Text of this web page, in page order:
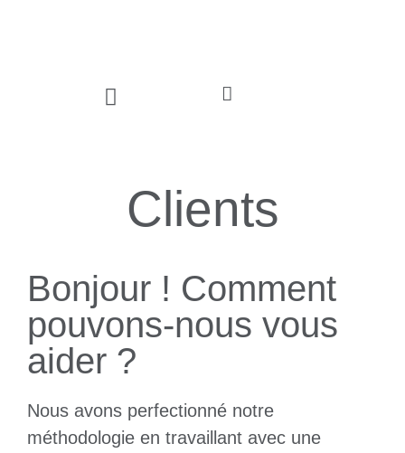
Clients
Bonjour ! Comment
pouvons-nous vous
aider ?
Nous avons perfectionné notre
méthodologie en travaillant avec une